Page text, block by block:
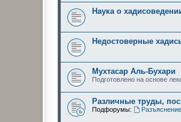
Наука о
Недостоверные
Мухтасар Аль-Бухари
Подготовлено на основе
Различные труды,
Подфорумы: